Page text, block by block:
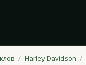
Harley Davidson